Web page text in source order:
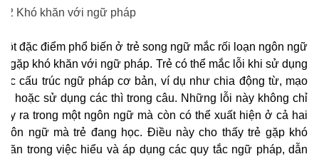
Khó khăn với ngữ pháp
đặc điểm phổ biến ở trẻ song ngữ mắc rối loạn ngôn ngữ
gặp khó khăn với ngữ pháp. Trẻ có thể mắc lỗi khi sử dụng
cấu trúc ngữ pháp cơ bản, ví dụ như chia động từ, mạo
hoặc sử dụng các thì trong câu. Những lỗi này không chỉ
ra trong một ngôn ngữ mà còn có thể xuất hiện ở cả hai
ngữ mà trẻ đang học. Điều này cho thấy trẻ gặp khó
trong việc hiểu và áp dụng các quy tắc ngữ pháp, dẫn